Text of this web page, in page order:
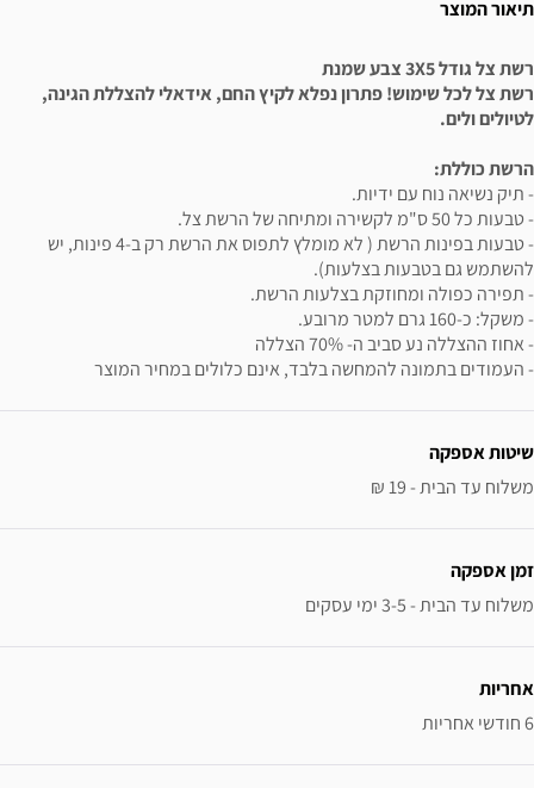
תיאור המוצר
רשת צל גודל 3X5 צבע שמנת
רשת צל לכל שימוש! פתרון נפלא לקיץ החם, אידאלי להצללת הגינה,
לטיולים ולים.
הרשת כוללת:
- תיק נשיאה נוח עם ידיות.
- טבעות כל 50 ס"מ לקשירה ומתיחה של הרשת צל.
- טבעות בפינות הרשת ( לא מומלץ לתפוס את הרשת רק ב-4 פינות, יש
להשתמש גם בטבעות בצלעות).
- תפירה כפולה ומחוזקת בצלעות הרשת.
- משקל: כ-160 גרם למטר מרובע.
- אחוז ההצללה נע סביב ה- 70% הצללה
- העמודים בתמונה להמחשה בלבד, אינם כלולים במחיר המוצר
שיטות אספקה
משלוח עד הבית - 19 ₪
זמן אספקה
משלוח עד הבית - 3-5 ימי עסקים
אחריות
6 חודשי אחריות